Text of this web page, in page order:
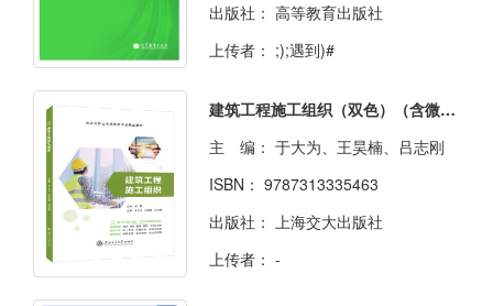
出版社： 高等教育出版社
上传者： ;);遇到)#
建筑工程施工组织（双色）（含微课）
主 编： 于大为、王昊楠、吕志刚
ISBN： 9787313335463
出版社： 上海交大出版社
上传者： -